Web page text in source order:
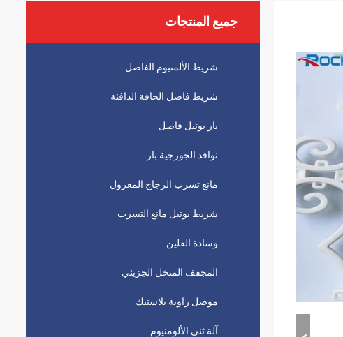
جميع المنتجات
شريط الألمنيوم الفاصل
شريط فاصل الحافة الدافئة
بار بوتيل فاصل
نوافذ الجورجية بار
مانع تسرب الزجاج المعزول
شريط بوتيل مانع التسرب
وسادة الفلين
المجفف المنخل الجزيئي
موصل زاوية بلاستيك
آلة ثني الألومنيوم